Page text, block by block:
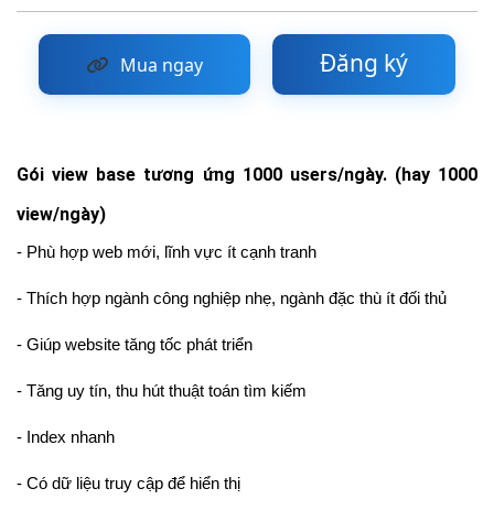
Mua ngay Đăng ký
Gói view base tương ứng 1000 users/ngày. (hay 1000
view/ngày)
- Phù hợp web mới, lĩnh vực ít cạnh tranh
- Thích hợp ngành công nghiệp nhẹ, ngành đặc thù ít đối thủ
- Giúp website tăng tốc phát triển
- Tăng uy tín, thu hút thuật toán tìm kiếm
- Index nhanh
- Có dữ liệu truy cập để hiển thị